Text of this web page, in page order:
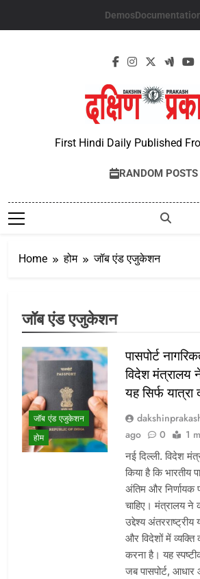
Demos
First Hindi Daily Published
RANDOM POSTS
Home होम जॉब एंड एजुकेशन
जॉब एंड एजुकेशन
जॉब एंड एजुकेशन
होम
पासपोर्ट
विदेश मंत्रालय
यह सिर्फ यात्रा
ago
0 1
नई दिल्ली. विदेश
किया है कि भारतीय
अंतिम और निर्णायक
चाहिए। मंत्रालय ने
उद्देश्य अंतरराष्ट्रीय
और विदेशों में व्यक्ति
करना है। यह
जब पासपोर्ट,